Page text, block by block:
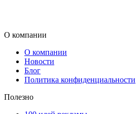
О компании
О компании
Новости
Блог
Политика конфиденциальности
Полезно